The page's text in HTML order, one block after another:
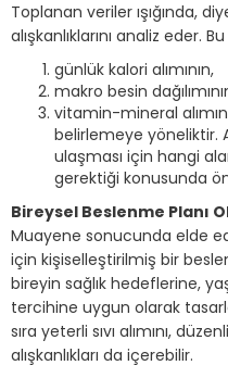
Toplanan veriler ışığında,
alışkanlıklarını analiz eder.
günlük kalori alımının,
makro besin
vitamin-mineral
belirlemeye yöneliktir.
ulaşması için hangi
gerektiği konusunda
Bireysel Beslenme Planı
Muayene sonucunda elde
için kişiselleştirilmiş bir
bireyin sağlık hedeflerine,
tercihine uygun olarak
sıra yeterli sıvı alımını,
alışkanlıkları da içerebilir.